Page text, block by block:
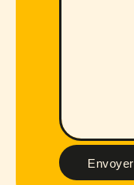
Envoyer